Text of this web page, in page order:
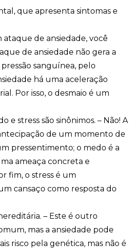
que apresenta sintomas e
de ansiedade, você
de ansiedade não gera a
sanguínea, pelo
há uma aceleração
Por isso, o desmaio é um
e stress são sinônimos. – Não! A
de um momento de
pressentimento; o medo é a
ameaça concreta e
fim, o stress é um
cansaço como resposta do
– Este é outro
mas a ansiedade pode
risco pela genética, mas não é